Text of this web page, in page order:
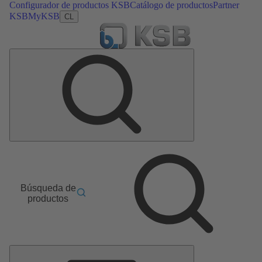
Configurador de productos KSBCatálogo de productosPartner
KSBMyKSB CL
Búsqueda de
productos